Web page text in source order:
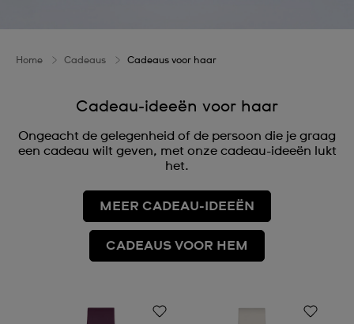
Home Cadeaus Cadeaus voor haar
Cadeau-ideeën voor haar
Ongeacht de gelegenheid of de persoon die je graag
een cadeau wilt geven, met onze cadeau-ideeën lukt
het.
MEER CADEAU-IDEEËN
CADEAUS VOOR HEM